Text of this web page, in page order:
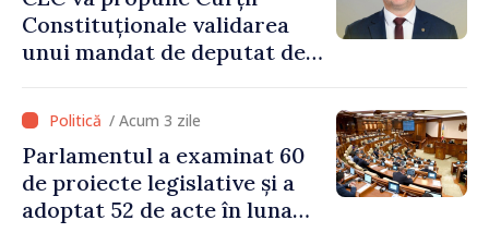
Constituționale validarea
unui mandat de deputat de
/ Acum 3 zile
Parlamentul a examinat 60
de proiecte legislative și a
adoptat 52 de acte în luna